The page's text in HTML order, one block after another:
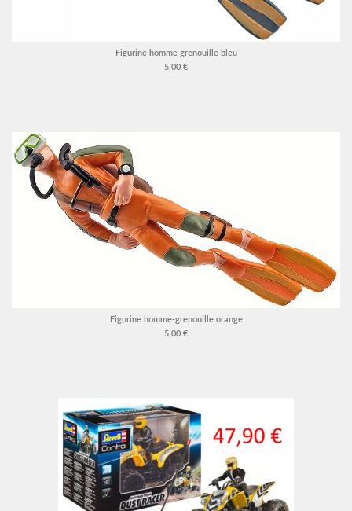
Figurine homme grenouille bleu
5,00 €
Figurine homme-grenouille orange
5,00 €